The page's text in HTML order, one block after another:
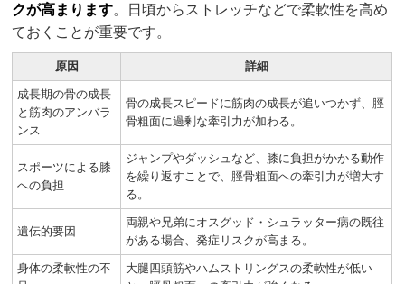
クが高まります。日頃からストレッチなどで柔軟性を高め
ておくことが重要です。
原因 詳細
成長期の骨の成長
と筋肉のアンバラ
ンス
骨の成長スピードに筋肉の成長が追いつかず、脛
骨粗面に過剰な牽引力が加わる。
スポーツによる膝
への負担
ジャンプやダッシュなど、膝に負担がかかる動作
を繰り返すことで、脛骨粗面への牽引力が増大す
る。
遺伝的要因
両親や兄弟にオスグッド・シュラッター病の既往
がある場合、発症リスクが高まる。
身体の柔軟性の不
大腿四頭筋やハムストリングスの柔軟性が低い